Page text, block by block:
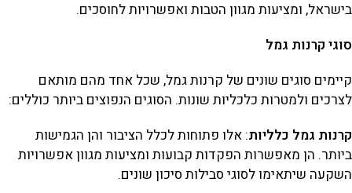
בישראל, ומציעות מגוון הטבות ואפשרויות לחוסכים.
סוגי קרנות גמל
קיימים סוגים שונים של קרנות גמל, שכל אחד מהם מותאם
לצרכים ולמטרות כלכליות שונות. הסוגים הנפוצים ביותר כוללים:
קרנות גמל כלליות: אלו פתוחות לכלל הציבור והן הגמישות
ביותר. הן מאפשרות הפקדות קבועות ומציעות מגוון אפשרויות
השקעה שיתאימו לסוגי סבילות סיכון שונים.